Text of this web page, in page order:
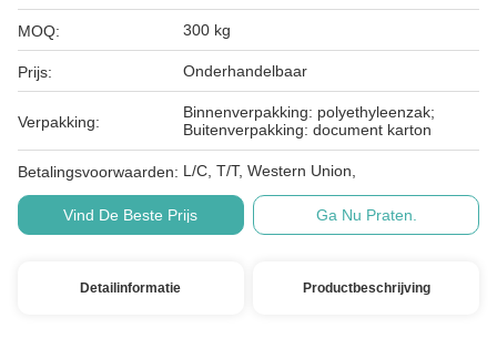
MOQ: 300 kg
Prijs: Onderhandelbaar
Verpakking:
Binnenverpakking: polyethyleenzak;
Buitenverpakking: document karton
Betalingsvoorwaarden: L/C, T/T, Western Union,
Vind De Beste Prijs Ga Nu Praten.
Detailinformatie Productbeschrijving